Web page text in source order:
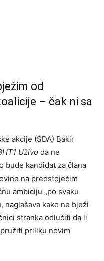
od
– čak ni sa
akcije (SDA) Bakir
Uživo da ne
bude kandidat za člana
na predstojećim
ambiciju „po svaku
naglašava kako ne bježi
stranka odlučiti da li
priliku novim